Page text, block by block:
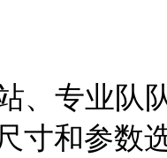
、专业队
寸和参数